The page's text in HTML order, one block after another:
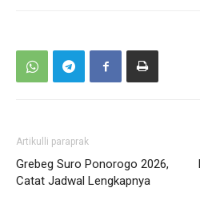
Artikulli paraprak
Grebeg Suro Ponorogo 2026,
Catat Jadwal Lengkapnya